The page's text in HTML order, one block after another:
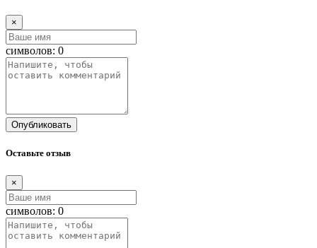
×
символов: 0
Опубликовать
Оставьте отзыв
×
символов: 0